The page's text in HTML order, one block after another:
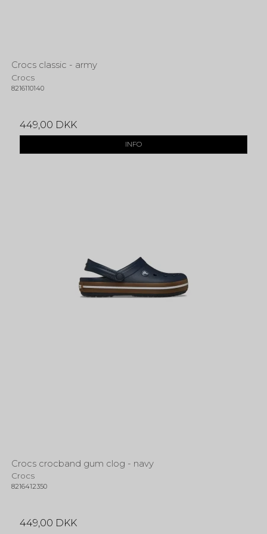
Crocs classic - army
Crocs
8216110140
449,00 DKK
INFO
Crocs crocband gum clog - navy
Crocs
8216412350
449,00 DKK